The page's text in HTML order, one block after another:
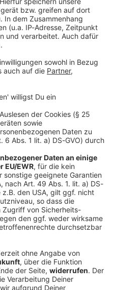
dpa:260612-930-212319/1
wird heiß und gewittrig.